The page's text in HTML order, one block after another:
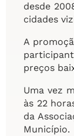
desde
cidades
A
preços
Uma vez
às 22
da
Município.